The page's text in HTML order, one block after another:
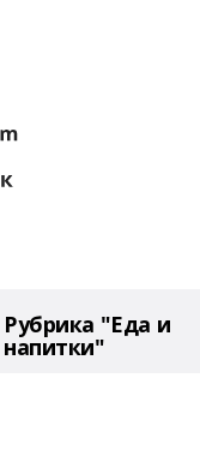
Рубрика "Еда и
напитки"